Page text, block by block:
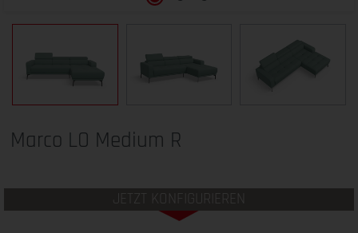
Marco LO Medium R
JETZT KONFIGURIEREN